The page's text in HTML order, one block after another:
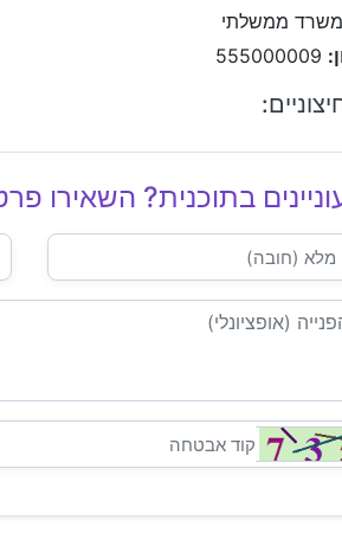
משרד ממשלתי
בתוכנית? השאירו